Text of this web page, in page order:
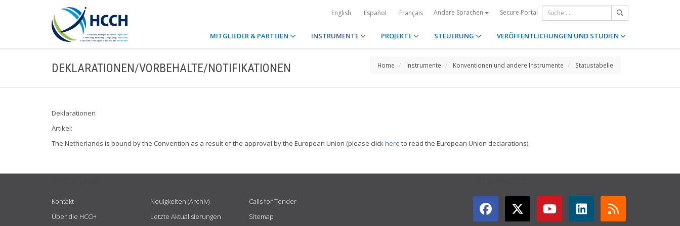
English Español Français Andere Sprachen Secure Portal
MITGLIEDER & PARTEIEN INSTRUMENTE PROJEKTE STEUERUNG VERÖFFENTLICHUNGEN UND STUDIEN
DEKLARATIONEN/VORBEHALTE/NOTIFIKATIONEN Home Instrumente Konventionen und andere Instrumente Statustabelle
Deklarationen
Artikel:
The Netherlands is bound by the Convention as a result of the approval by the European Union (please clickhere to read the European Union declarations).
Kontakt
Über die HCCH
Neuigkeiten (Archiv)
Letzte Aktualisierungen
Calls for Tender
Sitemap